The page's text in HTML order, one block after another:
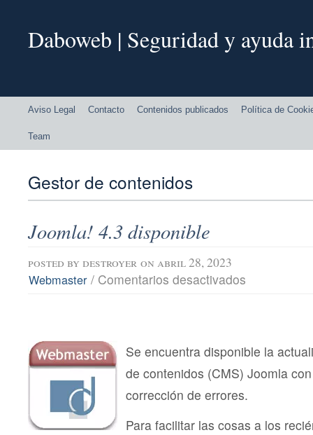
Daboweb | Seguridad y ayuda
Aviso Legal Contacto Contenidos publicados Política de
Team
Gestor de contenidos
Joomla! 4.3 disponible
posted by destroyer on abril 28, 2023
Webmaster / Comentarios desactivados
Se encuentra disponible la
de contenidos (CMS) Joomla
corrección de errores.
Para facilitar las cosas a los